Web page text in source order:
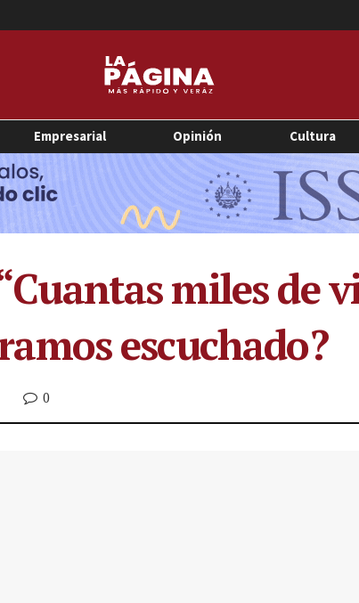
Empresarial Opinión Cultura
miles de
escuchado?
0